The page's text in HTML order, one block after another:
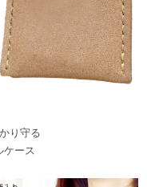
り守る
ース